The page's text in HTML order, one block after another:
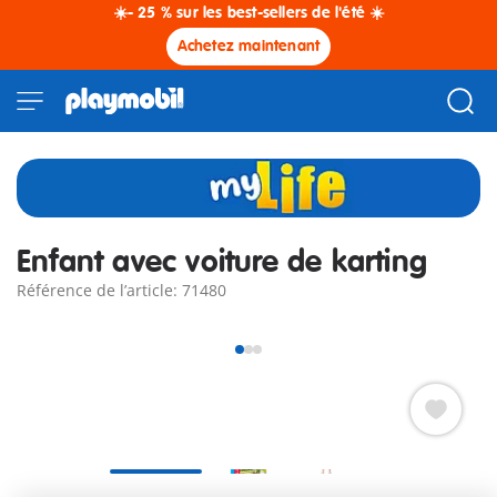
☀️- 25 % sur les best-sellers de l'été ☀️
Achetez maintenant
Enfant avec voiture de karting
Référence de l’article: 71480